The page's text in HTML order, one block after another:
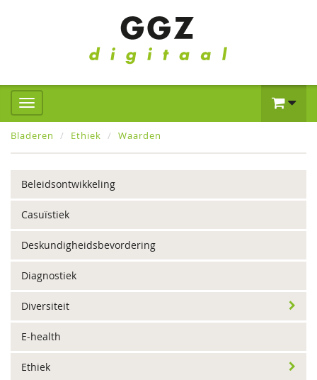
Bladeren Ethiek Waarden
Beleidsontwikkeling
Casuïstiek
Deskundigheidsbevordering
Diagnostiek
Diversiteit
E-health
Ethiek